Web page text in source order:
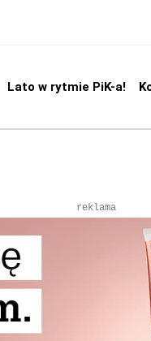
Lato w rytmie PiK-a!
reklama